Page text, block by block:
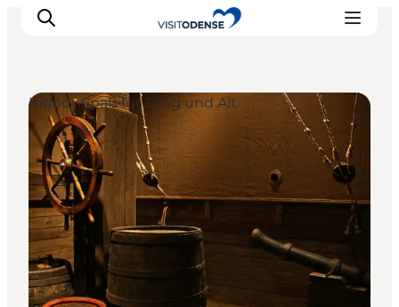
Odense erleben
Veranstaltungen
Reiseplanung
Inspiration
Indoor-Spaß für Jung und Alt